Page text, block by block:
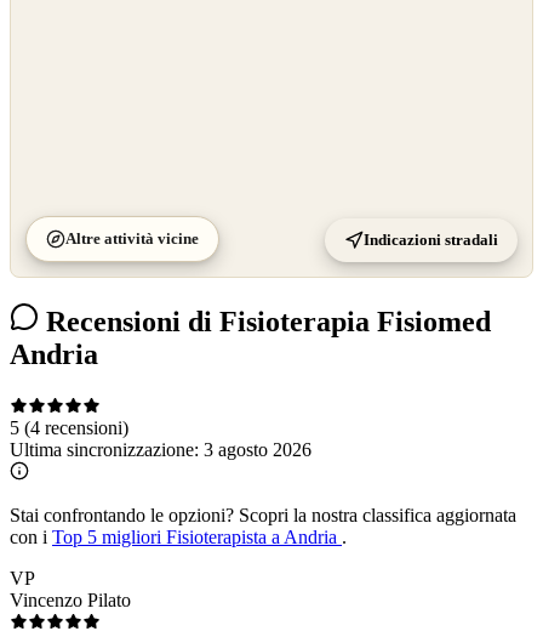
Altre attività vicine Indicazioni stradali
Recensioni di Fisioterapia Fisiomed
Andria
5 (4 recensioni)
Ultima sincronizzazione: 3 agosto 2026
Stai confrontando le opzioni? Scopri la nostra classifica aggiornata
con i Top 5 migliori Fisioterapista a Andria .
VP
Vincenzo Pilato